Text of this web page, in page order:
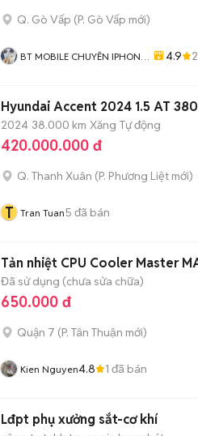
Q. Gò Vấp (P. Gò Vấp mới)
BT MOBILE CHUYÊN IPHONE
4.9
Hyundai Accent 2024 1.5 AT
2024 38.000 km Xăng Tự động
420.000.000 đ
Q. Thanh Xuân (P. Phương Liệt mới)
T Tran Tuan5 đã bán
Tản nhiệt CPU Cooler Master
Đã sử dụng (chưa sửa chữa)
650.000 đ
Quận 7 (P. Tân Thuận mới)
Kien Nguyen4.8 1 đã bán
Lđpt phụ xưởng sắt-cơ khí